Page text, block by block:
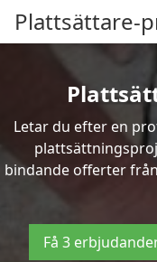
Plattsättare-
Letar du efter en
bindande offerter
Få 3